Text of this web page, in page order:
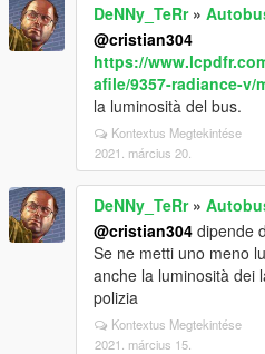
DeNNy_TeRr»
@cristian304
https://
afile/9357-radiance-v/
la luminosità del bus.
Kontextus Megtekintése
2021. március 20.
DeNNy_TeRr»
@cristian304 dipende
Se ne metti uno meno
anche la luminosità dei
polizia
Kontextus Megtekintése
2021. március 15.